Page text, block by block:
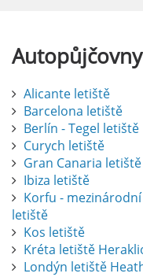
Autopůjčovny
Alicante letiště
Barcelona letiště
Berlín - Tegel letiště
Curych letiště
Gran Canaria letiště
Ibiza letiště
Korfu - mezinárodní
letiště
Kos letiště
Kréta letiště
Londýn letiště